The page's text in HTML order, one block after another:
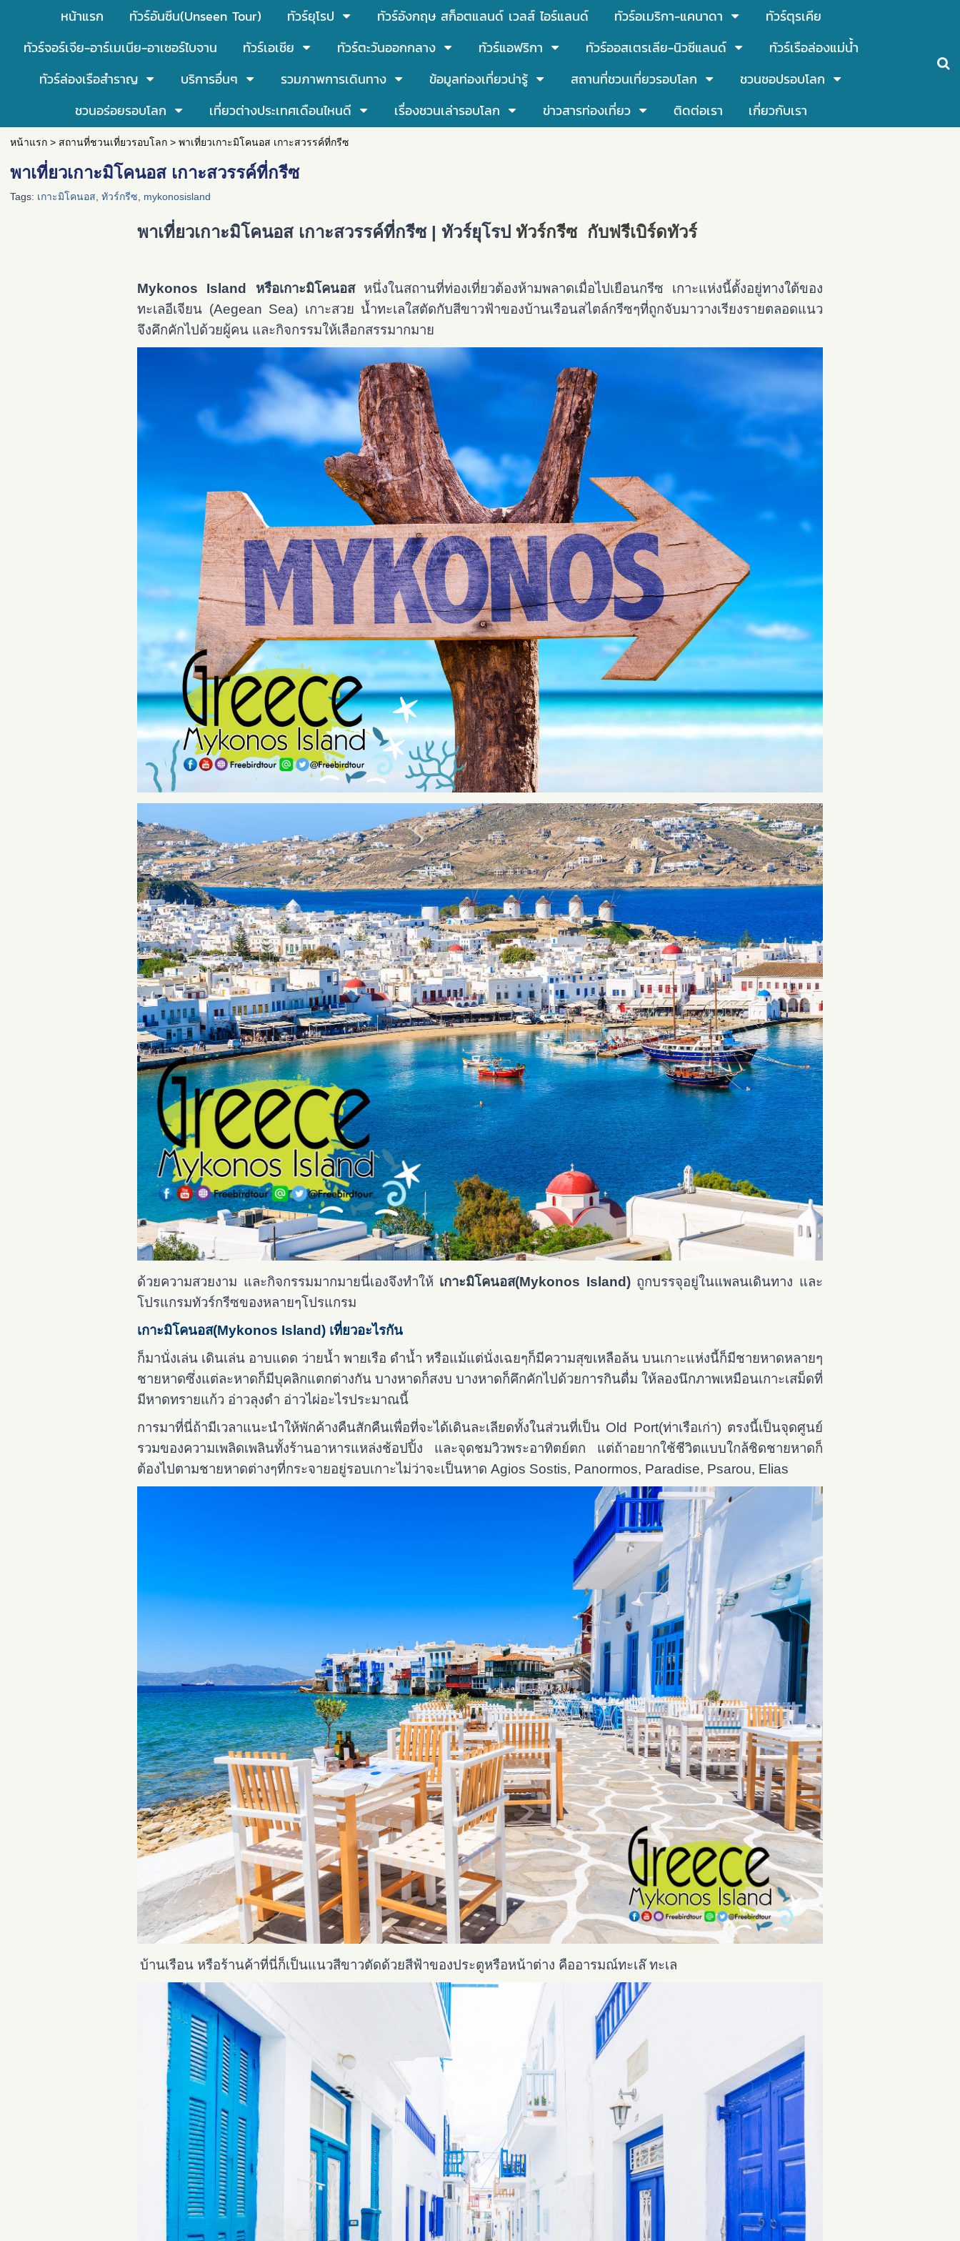
หน้าแรก ทัวร์อันซีน(Unseen Tour) ทัวร์ยุโรป ทัวร์อังกฤษ สก็อตแลนด์ เวลส์ ไอร์แลนด์ ทัวร์อเมริกา-แคนาดา
ทัวร์ตุรเคีย
ทัวร์จอร์เจีย-อาร์เมเนีย-อาเซอร์ไบจาน
ทัวร์เอเชีย ทัวร์ตะวันออกกลาง ทัวร์แอฟริกา ทัวร์ออสเตรเลีย-นิวซีแลนด์
ทัวร์เรือล่องแม่น้ำ
ทัวร์ล่องเรือสำราญ
บริการอื่นๆ รวมภาพการเดินทาง ข้อมูลท่องเที่ยวน่ารู้ สถานที่ชวนเที่ยวรอบโลก
ชวนชอปรอบโลก
ชวนอร่อยรอบโลก
เที่ยวต่างประเทศเดือนไหนดี เรื่องชวนเล่ารอบโลก ข่าวสารท่องเที่ยว ติดต่อเรา เกี่ยวกับเรา
หน้าแรก> สถานที่ชวนเที่ยวรอบโลก> พาเที่ยวเกาะมิโคนอส เกาะสวรรค์ที่กรีซ
พาเที่ยวเกาะมิโคนอส เกาะสวรรค์ที่กรีซ
Tags: เกาะมิโคนอส ทัวร์กรีซ mykonosisland
พาเที่ยวเกาะมิโคนอส เกาะสวรรค์ที่กรีซ | ทัวร์ยุโรป ทัวร์กรีซ กับฟรีเบิร์ดทัวร์
Mykonos Island หรือเกาะมิโคนอส หนึ่งในสถานที่ท่องเที่ยวต้องห้ามพลาดเมื่อไปเยือนกรีซ เกาะแห่งนี้ตั้งอยู่ทางใต้ของ
ทะเลอีเจียน (Aegean Sea) เกาะสวย น้ำทะเลใสตัดกับสีขาวฟ้าของบ้านเรือนสไตล์กรีซๆที่ถูกจับมาวางเรียงรายตลอดแนว
จึงคึกคักไปด้วยผู้คน และกิจกรรมให้เลือกสรรมากมาย
ด้วยความสวยงาม และกิจกรรมมากมายนี่เองจึงทำให้ เกาะมิโคนอส(Mykonos Island) ถูกบรรจุอยู่ในแพลนเดินทาง และ
โปรแกรมทัวร์กรีซของหลายๆโปรแกรม
เกาะมิโคนอส(Mykonos Island) เที่ยวอะไรกัน
ก็มานั่งเล่น เดินเล่น อาบแดด ว่ายน้ำ พายเรือ ดำน้ำ หรือแม้แต่นั่งเฉยๆก็มีความสุขเหลือล้น บนเกาะแห่งนี้ก็มีชายหาดหลายๆ
ชายหาดซึ่งแต่ละหาดก็มีบุคลิกแตกต่างกัน บางหาดก็สงบ บางหาดก็คึกคักไปด้วยการกินดื่ม ให้ลองนึกภาพเหมือนเกาะเสม็ดที่
มีหาดทรายแก้ว อ่าวลุงดำ อ่าวไผ่อะไรประมาณนี้
การมาที่นี่ถ้ามีเวลาแนะนำให้พักค้างคืนสักคืนเพื่อที่จะได้เดินละเลียดทั้งในส่วนที่เป็น Old Port(ท่าเรือเก่า) ตรงนี้เป็นจุดศูนย์
รวมของความเพลิดเพลินทั้งร้านอาหารแหล่งช้อปปิ้ง และจุดชมวิวพระอาทิตย์ตก แต่ถ้าอยากใช้ชีวิตแบบใกล้ชิดชายหาดก็
ต้องไปตามชายหาดต่างๆที่กระจายอยู่รอบเกาะไม่ว่าจะเป็นหาด Agios Sostis, Panormos, Paradise, Psarou, Elias
บ้านเรือน หรือร้านค้าที่นี่ก็เป็นแนวสีขาวตัดด้วยสีฟ้าของประตูหรือหน้าต่าง คืออารมณ์ทะเล๊ ทะเล